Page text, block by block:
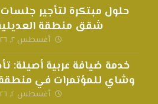
حلول مبتكرة لتأجير
شقق منطقة
أغسطس ٢, ٢٠٢٦
خدمة ضيافة عربية أصيلة:
وشاي للمؤتمرات في
أغسطس ٢, ٢٠٢٦